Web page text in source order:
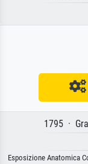
1795 ·
Esposizione Anatomica